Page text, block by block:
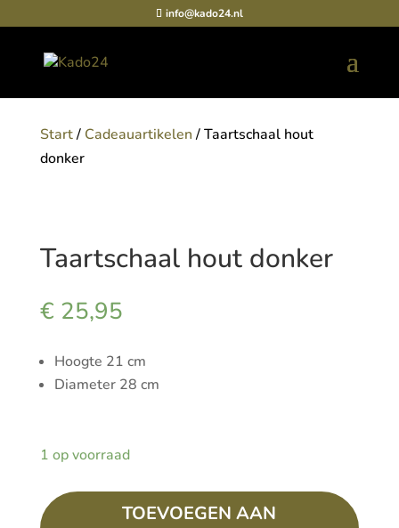
info@kado24.nl
Start/ Cadeauartikelen/ Taartschaal hout
donker
Taartschaal hout donker
€ 25,95
Hoogte 21 cm
Diameter 28 cm
1 op voorraad
Taartschaal
hout
TOEVOEGEN AAN